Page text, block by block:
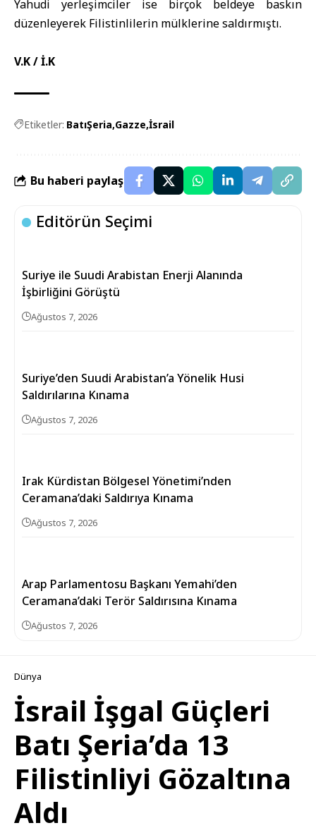
Yahudi yerleşimciler ise birçok beldeye baskın
düzenleyerek Filistinlilerin mülklerine saldırmıştı.
V.K / İ.K
Etiketler: BatıŞeria Gazze İsrail
Bu haberi paylaş
Editörün Seçimi
Suriye ile Suudi Arabistan Enerji Alanında
İşbirliğini Görüştü
Ağustos 7, 2026
Suriye’den Suudi Arabistan’a Yönelik Husi
Saldırılarına Kınama
Ağustos 7, 2026
Irak Kürdistan Bölgesel Yönetimi’nden
Ceramana’daki Saldırıya Kınama
Ağustos 7, 2026
Arap Parlamentosu Başkanı Yemahi’den
Ceramana’daki Terör Saldırısına Kınama
Ağustos 7, 2026
Dünya
İsrail İşgal Güçleri
Batı Şeria’da 13
Filistinliyi Gözaltına
Aldı